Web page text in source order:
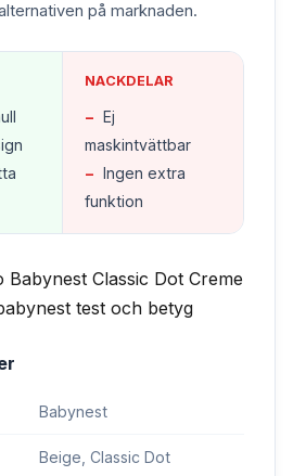
på marknaden.
NACKDELAR
− Ej
maskintvättbar
− Ingen extra
funktion
Babynest
Beige, Classic Dot